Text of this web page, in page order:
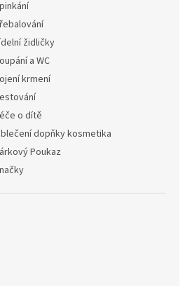
židličky
a WC
krmení
o dítě
dopňky kosmetika
Poukaz